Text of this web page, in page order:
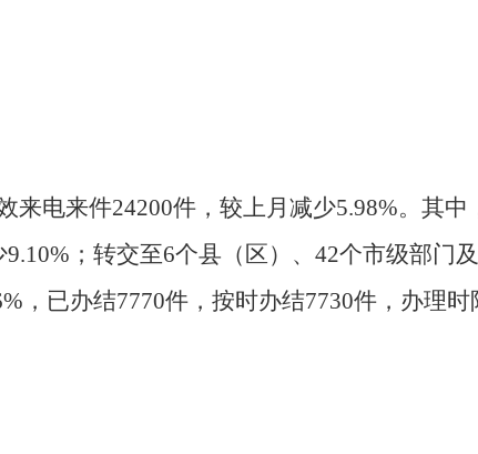
来电来件24200件，较上月减少5.98%。其中
9.10% ；转交至6个县（区）、 42个市级部门及
% ，已办结7770件，按时办结7730件，办理时